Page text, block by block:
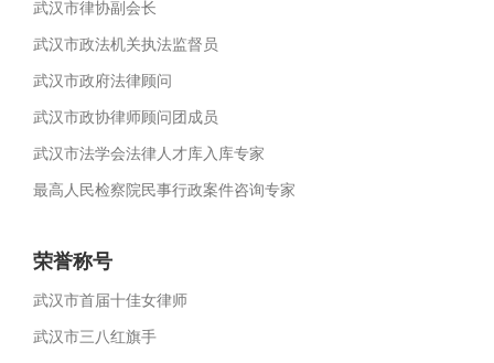
武汉市律协副会长
武汉市政法机关执法监督员
武汉市政府法律顾问
武汉市政协律师顾问团成员
武汉市法学会法律人才库入库专家
最高人民检察院民事行政案件咨询专家
荣誉称号
武汉市首届十佳女律师
武汉市三八红旗手